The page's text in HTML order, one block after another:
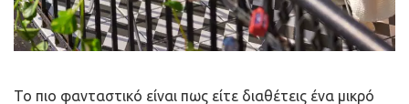
Το πιο φανταστικό είναι πως είτε διαθέτεις ένα μικρό